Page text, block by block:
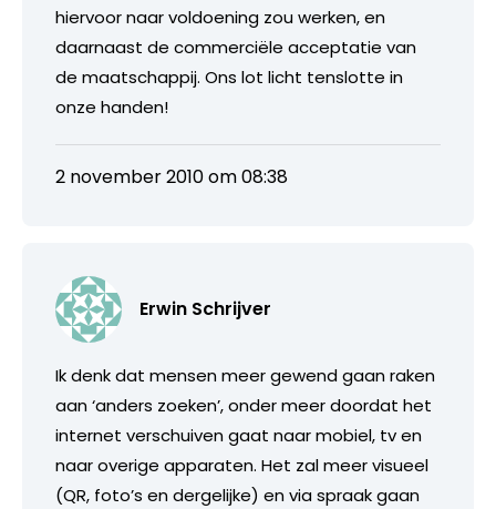
hiervoor naar voldoening zou werken, en
daarnaast de commerciële acceptatie van
de maatschappij. Ons lot licht tenslotte in
onze handen!
2 november 2010 om 08:38
Erwin Schrijver
Ik denk dat mensen meer gewend gaan raken
aan ‘anders zoeken’, onder meer doordat het
internet verschuiven gaat naar mobiel, tv en
naar overige apparaten. Het zal meer visueel
(QR, foto’s en dergelijke) en via spraak gaan